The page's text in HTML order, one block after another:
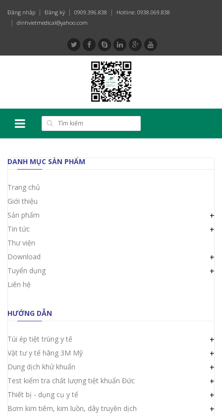
Đăng nhập Đăng ký 0909.396.838
Hotline: 0938.069.838
dinhvietmedical@yahoo.com
DANH MỤC SẢN PHẨM
Trang chủ
Giới thiệu
Sản phẩm
+
Tin tức +
Thư viện
Download
+
Tuyển dụng +
Liên hệ
HƯỚNG DẪN
Túi ép tiệt trùng y tế +
Vật tư y tế hãng 3M Mỹ +
Dung dịch khử khuẩn +
Test kiểm tra chất lượng tiệt khuẩn Đức +
Thiết bị - dụng cụ y tế +
Bơm kim tiêm, kim luồn, dây truyền dịch +